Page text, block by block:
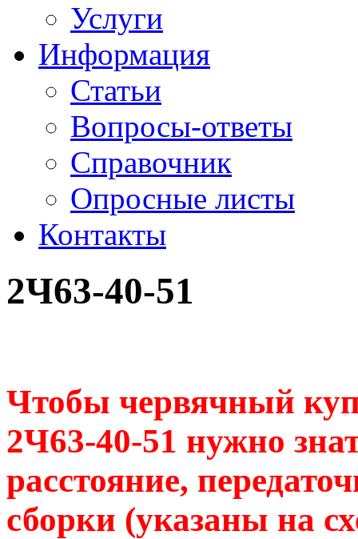
Услуги
Информация
Статьи
Вопросы-ответы
Справочник
Опросные листы
Контакты
2Ч63-40-51
Чтобы червячный
2Ч63-40-51 нужно
расстояние,
сборки (указаны на